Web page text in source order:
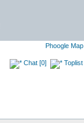
Phoogle Map
Chat [0] Toplist